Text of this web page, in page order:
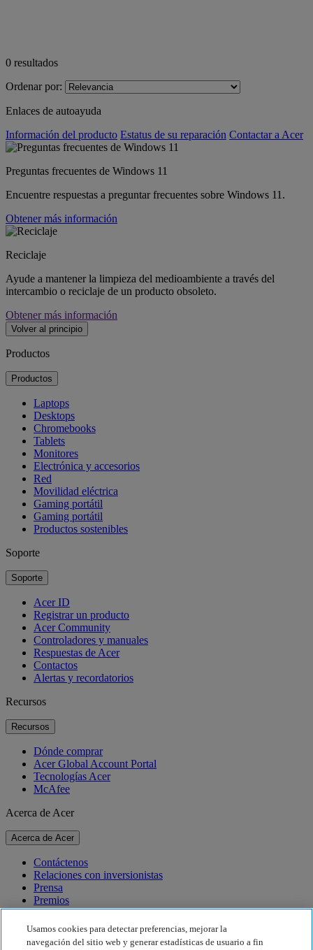
0 resultados
Ordenar por:
Enlaces de autoayuda
Información del producto Estatus de su reparación Contactar a Acer
Preguntas frecuentes de Windows 11
Encuentre respuestas a preguntar frecuentes sobre Windows 11.
Obtener más información
Reciclaje
Ayude a mantener la limpieza del medioambiente a través del
intercambio o reciclaje de un producto obsoleto.
Obtener más información
Volver al principio
Productos
Productos
Laptops
Desktops
Chromebooks
Tablets
Monitores
Electrónica y accesorios
Red
Movilidad eléctrica
Gaming portátil
Gaming portátil
Productos sostenibles
Soporte
Soporte
Acer ID
Registrar un producto
Acer Community
Controladores y manuales
Respuestas de Acer
Contactos
Alertas y recordatorios
Recursos
Recursos
Dónde comprar
Acer Global Account Portal
Tecnologías Acer
McAfee
Acerca de Acer
Acerca de Acer
Contáctenos
Relaciones con inversionistas
Prensa
Premios
Eventos
Sostenibilidad
Usamos cookies para detectar preferencias, mejorar la
navegación del sitio web y generar estadísticas de usuario a fin